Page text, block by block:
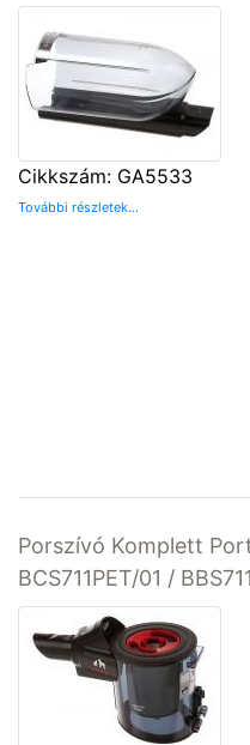
Cikkszám: GA5533
További részletek...
Porszívó Komplett
BCS711PET/01 /